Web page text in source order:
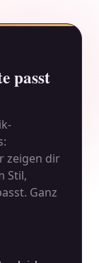
passt
zeigen dir
Stil,
Ganz